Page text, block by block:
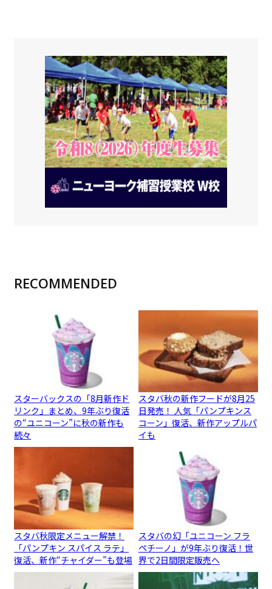
RECOMMENDED
スターバックスの「8月新作ド
リンク」まとめ、9年ぶり復活
の“ユニコーン”に秋の新作も
続々
スタバ秋の新作フードが8月25
日発売！ 人気「パンプキンス
コーン」復活、新作アップルパ
イも
スタバ秋限定メニュー解禁！
「パンプキン スパイス ラテ」
復活、新作“チャイダー”も登場
スタバの幻「ユニコーン フラ
ペチーノ」が9年ぶり復活！世
界で2日間限定販売へ